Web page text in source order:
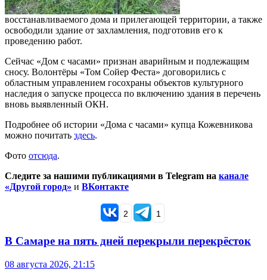
восстанавливаемого дома и прилегающей территории, а также
освободили здание от захламления, подготовив его к
проведению работ.
Сейчас «Дом с часами» признан аварийным и подлежащим
сносу. Волонтёры «Том Сойер Феста» договорились с
областным управлением госохраны объектов культурного
наследия о запуске процесса по включению здания в перечень
вновь выявленный ОКН.
Подробнее об истории «Дома с часами» купца Кожевникова
можно почитать здесь.
Фото отсюда.
Следите за нашими публикациями в Telegram на канале
«Другой город» и ВКонтакте
2 1
В Самаре на пять дней перекрыли перекрёсток
08 августа 2026, 21:15